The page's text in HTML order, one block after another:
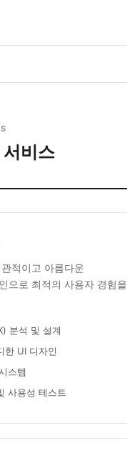
비스
적이고 아름다운
으로 최적의 사용자 경험을
분석 및 설계
한 UI 디자인
스템
사용성 테스트